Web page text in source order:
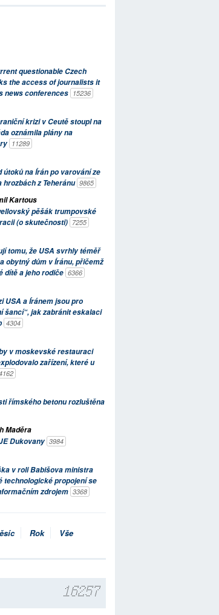
questionable Czech
the access of journalists it
news conferences 15236
krizi v Ceutě stoupl na
oznámila plány na
11289
útoků na Írán po varování ze
hrozbách z Teheránu 9865
Kartous
pěšák trumpovské
(o skutečnosti) 7255
tomu, že USA svrhly téměř
obytný dům v Íránu, přičemž
dítě a jeho rodiče 6366
USA a Íránem jsou pro
šancí“, jak zabránit eskalaci
4304
v moskevské restauraci
zařízení, které u
římského betonu rozluštěna
Maděra
Dukovany 3984
v roli Babišova ministra
technologické propojení se
zdrojem 3368
Rok Vše
16257